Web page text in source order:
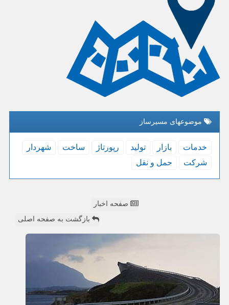
موضوعهای مسیرساز
خدمات بازار تولید رپورتاژ ساخت
شهردار
شركت
حمل و نقل
صفحه اخبار
بازگشت به صفحه اصلی